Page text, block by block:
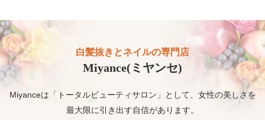
白髪抜きとネイルの専門店
Miyance(ミヤンセ)
Miyanceは「トータルビューティサロン」として、女性の美しさを
最大限に引き出す自信があります。